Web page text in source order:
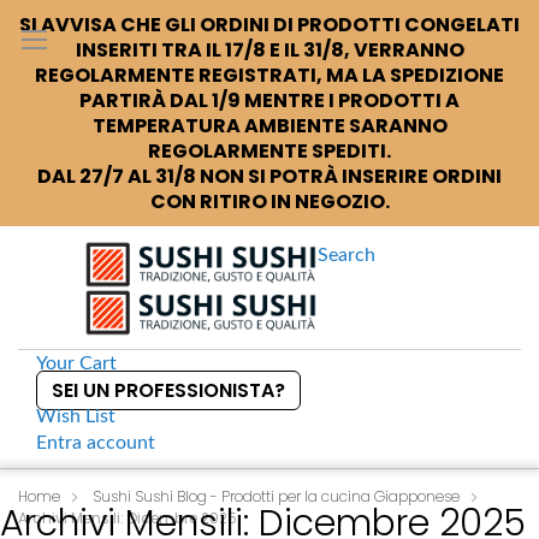
SI AVVISA CHE GLI ORDINI DI PRODOTTI CONGELATI
INSERITI TRA IL 17/8 E IL 31/8, VERRANNO
REGOLARMENTE REGISTRATI, MA LA SPEDIZIONE
PARTIRÀ DAL 1/9 MENTRE I PRODOTTI A
TEMPERATURA AMBIENTE SARANNO
REGOLARMENTE SPEDITI.
DAL 27/7 AL 31/8 NON SI POTRÀ INSERIRE ORDINI
CON RITIRO IN NEGOZIO.
Search
Your Cart
SEI UN PROFESSIONISTA?
Wish List
Entra account
S
k
i
Home
Sushi Sushi Blog - Prodotti per la cucina Giapponese
Archivi Mensili: Dicembre 2025
Archivi Mensili: Dicembre 2025